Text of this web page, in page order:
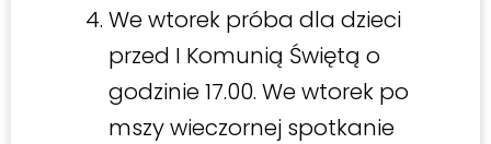
We wtorek próba dla dzieci
przed I Komunią Świętą o
godzinie 17.00. We wtorek po
mszy wieczornej spotkanie